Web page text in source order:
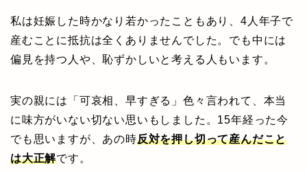
私は妊娠した時かなり若かったこともあり、4人年子で
産むことに抵抗は全くありませんでした。でも中には
偏見を持つ人や、恥ずかしいと考える人もいます。
実の親には「可哀相、早すぎる」色々言われて、本当
に味方がいない切ない思いもしました。15年経った今
でも思いますが、あの時反対を押し切って産んだこと
は大正解です。